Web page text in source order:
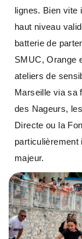
lignes. Bien
haut niveau
batterie de
SMUC, Orange
ateliers de
Marseille via sa
des Nageurs,
Directe ou la
particulièrement
majeur.